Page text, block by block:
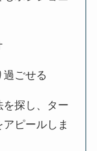
過ごせる
探し、ター
ピールしま